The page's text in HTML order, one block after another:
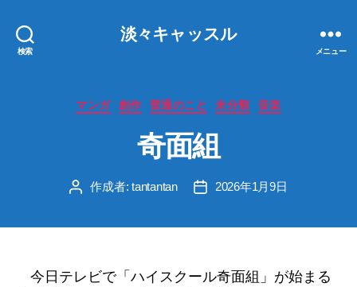
検索
淡々キャッスル
メニュー
カ
ゴ
リ
マンガ 創作 普通のこと 未分類 音楽
奇面組
投
作成者:tantantan
投
2026年1月9日
今日テレビで「ハイスクール奇面組」が始まる